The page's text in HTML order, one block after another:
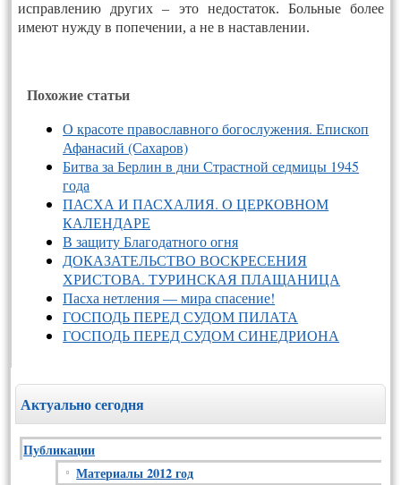
исправлению других – это недостаток. Больные более
имеют нужду в попечении, а не в наставлении.
Похожие статьи
О красоте православного богослужения. Епископ
Афанасий (Сахаров)
Битва за Берлин в дни Страстной седмицы 1945
года
ПАСХА И ПАСХАЛИЯ. О ЦЕРКОВНОМ
КАЛЕНДАРЕ
В защиту Благодатного огня
ДОКАЗАТЕЛЬСТВО ВОСКРЕСЕНИЯ
ХРИСТОВА. ТУРИНСКАЯ ПЛАЩАНИЦА
Пасха нетления — мира спасение!
ГОСПОДЬ ПЕРЕД СУДОМ ПИЛАТА
ГОСПОДЬ ПЕРЕД СУДОМ СИНЕДРИОНА
Актуально сегодня
Публикации
Материалы 2012 год